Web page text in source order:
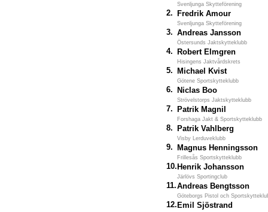
Svenljunga Skytteförening
2. Fredrik Amour
Svenljunga Skytteförening
3. Andreas Jansson
Östersunds Jaktskytteklubb
4. Robert Elmgren
Hisingens Jaktvårdskrets
5. Michael Kvist
Götene Sportskytteklubb
6. Niclas Boo
Strövelstorps Jaktskytteklubb
7. Patrik Magnil
Forshaga Jakt & Sportskytteklubb
8. Patrik Vahlberg
Visby Lerduveklubb
9. Magnus Henningsson
Frillesås Sportskytteklubb
10. Henrik Johansson
Järlövs Sportingclub
11.Andreas Bengtsson
Göteborgs Pistol och
12. Emil Sjöstrand